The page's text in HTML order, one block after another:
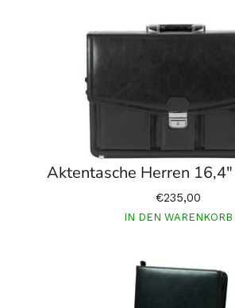
Aktentasche Herren
€235,00
IN DEN WARENKORB